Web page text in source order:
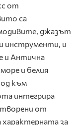
от
са
джазът
инструменти, и
и Антична
и белия
към
интегрира
от
за